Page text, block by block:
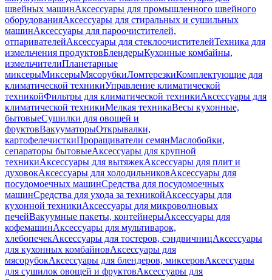
швейных машинАксессуары для промышленного швейного
оборудованияАксессуары для стиральных и сушильных
машинАксессуары для пароочистителей,
отпаривателейАксессуары для стеклоочистителейТехника для
измельчения продуктовБлендерыКухонные комбайны,
измельчителиПланетарные
миксерыМиксерыМясорубкиЛомтерезкиКомплектующие для
климатической техникиУправление климатической
техникойФильтры для климатической техникиАксессуары для
климатической техникиМелкая техникаВесы кухонные,
бытовыеСушилки для овощей и
фруктовВакууматорыОткрывалки,
картофелечисткиПроращиватели семянМаслобойки,
сепараторы бытовыеАксессуары для крупной
техникиАксессуары для вытяжекАксессуары для плит и
духовокАксессуары для холодильниковАксессуары для
посудомоечных машинСредства для посудомоечных
машинСредства для ухода за техникойАксессуары для
кухонной техникиАксессуары для микроволновых
печейВакуумные пакеты, контейнерыАксессуары для
кофемашинАксессуары для мультиварок,
хлебопечекАксессуары для тостеров, сэндвичницАксессуары
для кухонных комбайновАксессуары для
мясорубокАксессуары для блендеров, миксеровАксессуары
для сушилок овощей и фруктовАксессуары для